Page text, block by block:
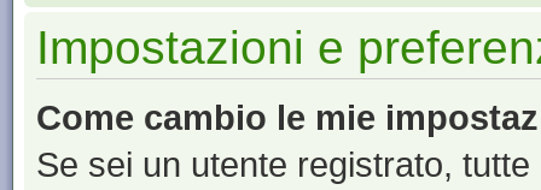
Impostazioni e
Come cambio le mie
Se sei un utente registrato,